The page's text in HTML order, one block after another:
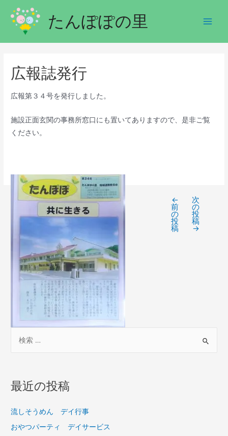
たんぽぽの里
広報誌発行
広報第３４号を発行しました。
施設正面玄関の事務所窓口にも置いてありますので、是非ご覧
ください。
←
前
の
投
稿
次
の
投
稿
→
最近の投稿
流しそうめん デイ行事
おやつパーティ デイサービス